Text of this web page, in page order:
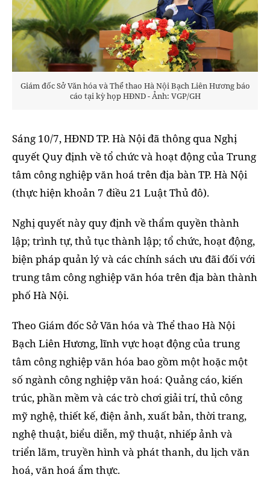
Giám đốc Sở Văn hóa và Thể thao Hà Nội Bạch Liên Hương báo
cáo tại kỳ họp HĐND - Ảnh: VGP/GH
Sáng 10/7, HĐND TP. Hà Nội đã thông qua Nghị
quyết Quy định về tổ chức và hoạt động của Trung
tâm công nghiệp văn hoá trên địa bàn TP. Hà Nội
(thực hiện khoản 7 điều 21 Luật Thủ đô).
Nghị quyết này quy định về thẩm quyền thành
lập; trình tự, thủ tục thành lập; tổ chức, hoạt động,
biện pháp quản lý và các chính sách ưu đãi đối với
trung tâm công nghiệp văn hóa trên địa bàn thành
phố Hà Nội.
Theo Giám đốc Sở Văn hóa và Thể thao Hà Nội
Bạch Liên Hương, lĩnh vực hoạt động của trung
tâm công nghiệp văn hóa bao gồm một hoặc một
số ngành công nghiệp văn hoá: Quảng cáo, kiến
trúc, phần mềm và các trò chơi giải trí, thủ công
mỹ nghệ, thiết kế, điện ảnh, xuất bản, thời trang,
nghệ thuật, biểu diễn, mỹ thuật, nhiếp ảnh và
triển lãm, truyền hình và phát thanh, du lịch văn
hoá, văn hoá ẩm thực.